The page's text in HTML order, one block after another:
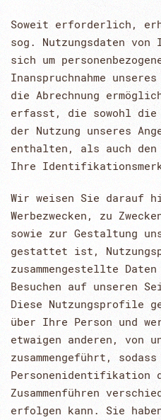
Soweit erforderlich,
sog. Nutzungsdaten
sich um
Inanspruchnahme
die Abrechnung
erfasst, die sowohl
der Nutzung unseres
enthalten, als auch den
Ihre
Wir weisen Sie darauf
Werbezwecken, zu
sowie zur Gestaltung
gestattet ist,
zusammengestellte
Besuchen auf unseren
Diese Nutzungsprofile
über Ihre Person und
etwaigen anderen, von
zusammengeführt,
Personenidentifikation
Zusammenführen
erfolgen kann. Sie